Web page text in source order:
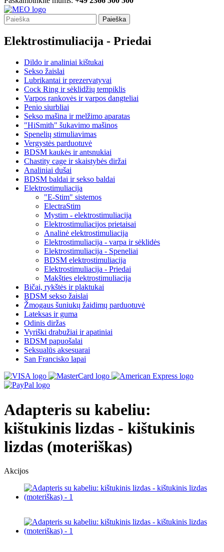
Paieška
Elektrostimuliacija - Priedai
Dildo ir analiniai kištukai
Sekso žaislai
Lubrikantai ir prezervatyvai
Cock Ring ir sėklidžių tempiklis
Varpos rankovės ir varpos dangteliai
Penio siurbliai
Sekso mašina ir melžimo aparatas
"HiSmith" šukavimo mašinos
Spenelių stimuliavimas
Vergystės parduotuvė
BDSM kaukės ir antsnukiai
Chastity cage ir skaistybės diržai
Analiniai dušai
BDSM baldai ir sekso baldai
Elektrostimuliacija
"E-Stim" sistemos
ElectraStim
Mystim - elektrostimuliacija
Elektrostimuliacijos prietaisai
Analinė elektrostimuliacija
Elektrostimuliacija - varpa ir sėklidės
Elektrostimuliacija - Speneliai
BDSM elektrostimuliacija
Elektrostimuliacija - Priedai
Makšties elektrostimuliacija
Bičai, rykštės ir plaktukai
BDSM sekso žaislai
Žmogaus šuniukų žaidimų parduotuvė
Lateksas ir guma
Odinis diržas
Vyriški drabužiai ir apatiniai
BDSM papuošalai
Seksualūs aksesuarai
San Francisko lapai
Adapteris su kabeliu:
kištukinis lizdas - kištukinis
lizdas (moteriškas)
Akcijos